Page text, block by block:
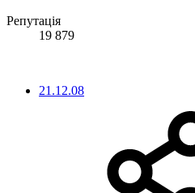
Репутація
19 879
21.12.08